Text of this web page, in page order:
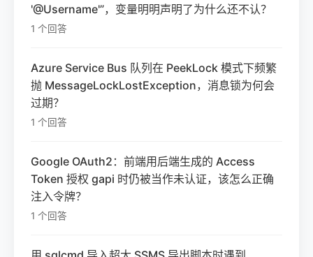
'@Username'”，变量明明声明了为什么还不认？
1 个回答
Azure Service Bus 队列在 PeekLock 模式下频繁
抛 MessageLockLostException，消息锁为何会
过期？
1 个回答
Google OAuth2：前端用后端生成的 Access
Token 授权 gapi 时仍被当作未认证，该怎么正确
注入令牌？
1 个回答